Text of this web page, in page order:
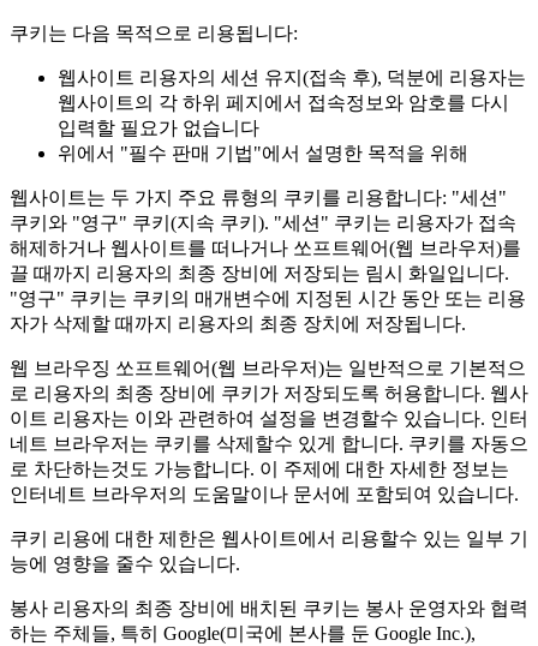
쿠키는 다음 목적으로 리용됩니다:
웹사이트 리용자의 세션 유지(접속 후), 덕분에 리용자는
웹사이트의 각 하위 페지에서 접속정보와 암호를 다시
입력할 필요가 없습니다
위에서 "필수 판매 기법"에서 설명한 목적을 위해
웹사이트는 두 가지 주요 류형의 쿠키를 리용합니다: "세션"
쿠키와 "영구" 쿠키(지속 쿠키). "세션" 쿠키는 리용자가 접속
해제하거나 웹사이트를 떠나거나 쏘프트웨어(웹 브라우저)를
끌 때까지 리용자의 최종 장비에 저장되는 림시 화일입니다.
"영구" 쿠키는 쿠키의 매개변수에 지정된 시간 동안 또는 리용
자가 삭제할 때까지 리용자의 최종 장치에 저장됩니다.
웹 브라우징 쏘프트웨어(웹 브라우저)는 일반적으로 기본적으
로 리용자의 최종 장비에 쿠키가 저장되도록 허용합니다. 웹사
이트 리용자는 이와 관련하여 설정을 변경할수 있습니다. 인터
네트 브라우저는 쿠키를 삭제할수 있게 합니다. 쿠키를 자동으
로 차단하는것도 가능합니다. 이 주제에 대한 자세한 정보는
인터네트 브라우저의 도움말이나 문서에 포함되여 있습니다.
쿠키 리용에 대한 제한은 웹사이트에서 리용할수 있는 일부 기
능에 영향을 줄수 있습니다.
봉사 리용자의 최종 장비에 배치된 쿠키는 봉사 운영자와 협력
하는 주체들, 특히 Google(미국에 본사를 둔 Google Inc.),